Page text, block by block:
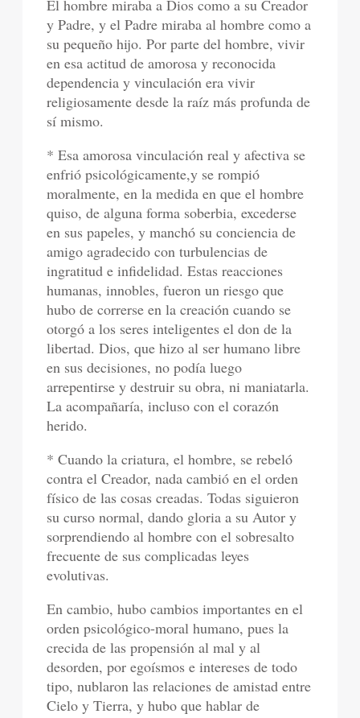
El hombre miraba a Dios como a su Creador
y Padre, y el Padre miraba al hombre como a
su pequeño hijo. Por parte del hombre, vivir
en esa actitud de amorosa y reconocida
dependencia y vinculación era vivir
religiosamente desde la raíz más profunda de
sí mismo.
* Esa amorosa vinculación real y afectiva se
enfrió psicológicamente,y se rompió
moralmente, en la medida en que el hombre
quiso, de alguna forma soberbia, excederse
en sus papeles, y manchó su conciencia de
amigo agradecido con turbulencias de
ingratitud e infidelidad. Estas reacciones
humanas, innobles, fueron un riesgo que
hubo de correrse en la creación cuando se
otorgó a los seres inteligentes el don de la
libertad. Dios, que hizo al ser humano libre
en sus decisiones, no podía luego
arrepentirse y destruir su obra, ni maniatarla.
La acompañaría, incluso con el corazón
herido.
* Cuando la criatura, el hombre, se rebeló
contra el Creador, nada cambió en el orden
físico de las cosas creadas. Todas siguieron
su curso normal, dando gloria a su Autor y
sorprendiendo al hombre con el sobresalto
frecuente de sus complicadas leyes
evolutivas.
En cambio, hubo cambios importantes en el
orden psicológico-moral humano, pues la
crecida de las propensión al mal y al
desorden, por egoísmos e intereses de todo
tipo, nublaron las relaciones de amistad entre
Cielo y Tierra, y hubo que hablar de